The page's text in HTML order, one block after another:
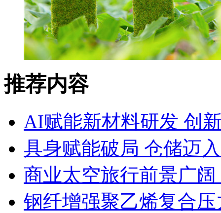
推荐内容
AI赋能新材料研发 创
具身赋能破局 仓储迈
商业太空旅行前景广
钢纤增强聚乙烯复合